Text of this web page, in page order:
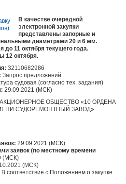
В качестве очередной
электронной закупки
представлены запорные и
диаметрами 20 и 6 мм.
до 11 октября текущего года.
12 октября.
32110682986
Запрос предложений
судовая (согласно тех. задания)
29.09.2021 (МСК)
АКЦИОНЕРНОЕ ОБЩЕСТВО «10 ОРДЕНА
СУДОРЕМОНТНЫЙ ЗАВОД»
29.09.2021 (МСК)
заявок (по местному времени
(МСК)
(МСК)
В соответствие с Положением о закупке